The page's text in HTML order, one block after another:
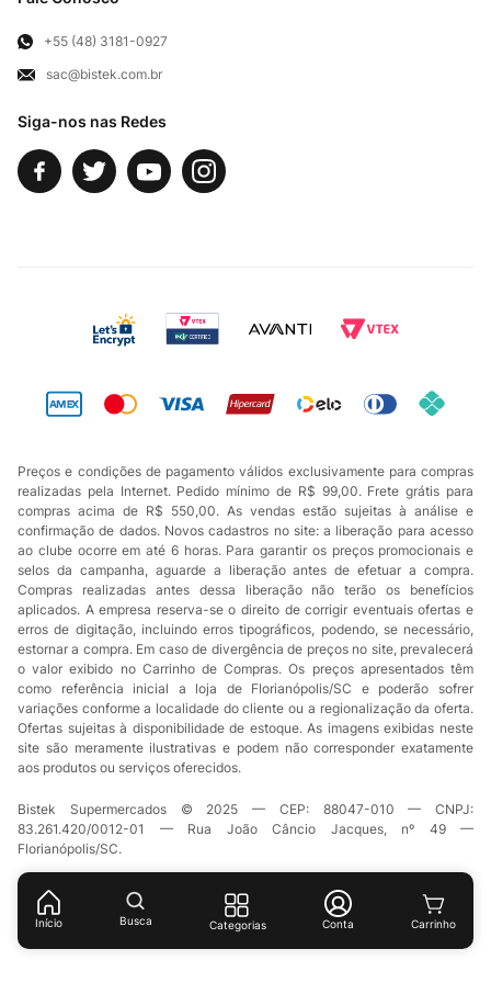
Início Busca Categorias Conta
Siga-nos nas Redes
Exercício de Direito
Fale Conosco
+55 (48) 3181-0927
sac@bistek.com.br
Preços e condições de pagamento válidos exclusivamente para compras
realizadas pela Internet. Pedido mínimo de R$ 99,00. Frete grátis para
compras acima de R$ 550,00. As vendas estão sujeitas à análise e
confirmação de dados. Novos cadastros no site: a liberação para acesso
ao clube ocorre em até 6 horas. Para garantir os preços promocionais e
selos da campanha, aguarde a liberação antes de efetuar a compra.
Compras realizadas antes dessa liberação não terão os benefícios
aplicados. A empresa reserva-se o direito de corrigir eventuais ofertas e
erros de digitação, incluindo erros tipográficos, podendo, se necessário,
estornar a compra. Em caso de divergência de preços no site, prevalecerá
o valor exibido no Carrinho de Compras. Os preços apresentados têm
como referência inicial a loja de Florianópolis/SC e poderão sofrer
variações conforme a localidade do cliente ou a regionalização da oferta.
Ofertas sujeitas à disponibilidade de estoque. As imagens exibidas neste
site são meramente ilustrativas e podem não corresponder exatamente
aos produtos ou serviços oferecidos.
Bistek Supermercados © 2025 — CEP: 88047-010 — CNPJ:
83.261.420/0012-01 — Rua João Câncio Jacques, nº 49 —
Florianópolis/SC.